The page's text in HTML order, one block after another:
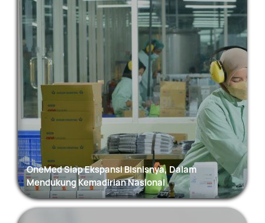
OneMed Siap Ekspansi Bisnisnya, Dalam
Mendukung Kemadirian Nasional